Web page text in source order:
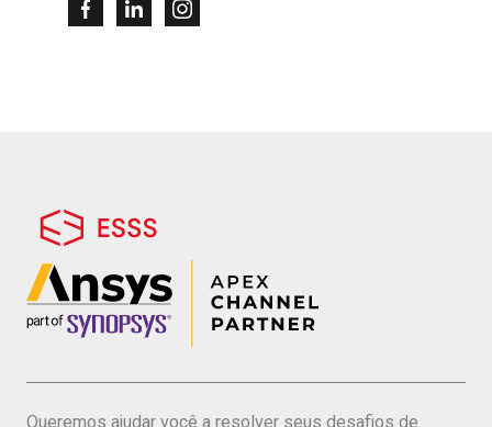
Queremos ajudar você a resolver seus desafios de